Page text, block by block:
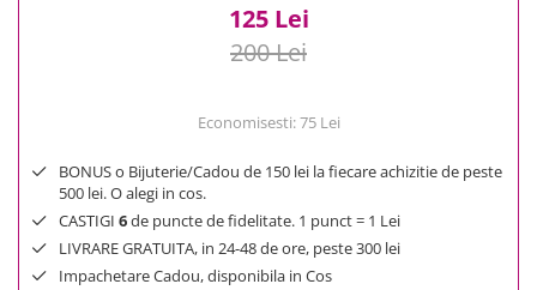
500 Lei - 1000 Lei
1000 Lei +
125 Lei
200 Lei
Economisesti:75 Lei
BONUS o Bijuterie/Cadou de 150 lei la fiecare achizitie de peste
500 lei. O alegi in cos.
CASTIGI 6de puncte de fidelitate. 1 punct = 1 Lei
LIVRARE GRATUITA, in 24-48 de ore, peste 300 lei
Impachetare Cadou, disponibila in Cos